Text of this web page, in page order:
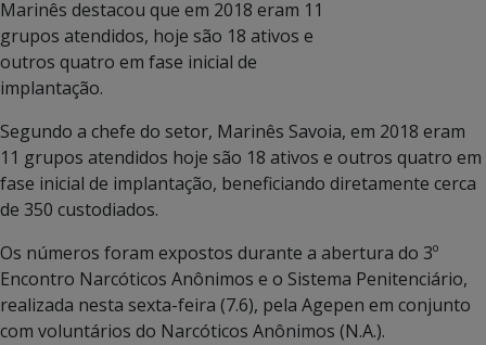
Marinês destacou que em 2018 eram 11
grupos atendidos, hoje são 18 ativos e
outros quatro em fase inicial de
implantação.
Segundo a chefe do setor, Marinês Savoia, em 2018 eram
11 grupos atendidos hoje são 18 ativos e outros quatro em
fase inicial de implantação, beneficiando diretamente cerca
de 350 custodiados.
Os números foram expostos durante a abertura do 3º
Encontro Narcóticos Anônimos e o Sistema Penitenciário,
realizada nesta sexta-feira (7.6), pela Agepen em conjunto
com voluntários do Narcóticos Anônimos (N.A.).